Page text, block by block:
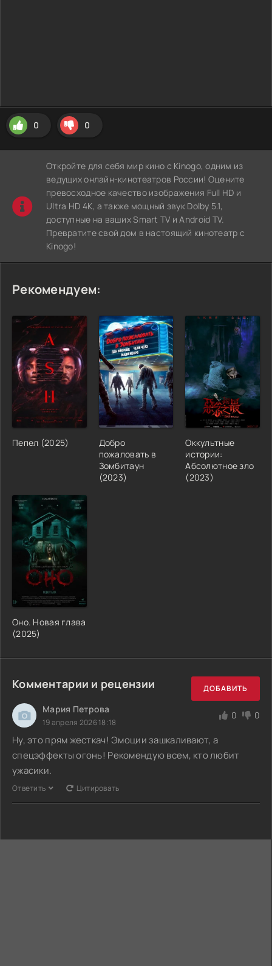
0 0
Откройте для себя мир кино с Kinogo, одним из
ведущих онлайн-кинотеатров России! Оцените
превосходное качество изображения Full HD и
Ultra HD 4K, а также мощный звук Dolby 5.1,
доступные на ваших Smart TV и Android TV.
Превратите свой дом в настоящий кинотеатр с
Kinogo!
Рекомендуем:
Пепел (2025)
Добро
пожаловать в
Зомбитаун
(2023)
Оккультные
истории:
Абсолютное зло
(2023)
Оно. Новая глава
(2025)
Комментарии и рецензии ДОБАВИТЬ
Мария Петрова
19 апреля 2026 18:18
0 0
Ну, это прям жесткач! Эмоции зашкаливают, а
спецэффекты огонь! Рекомендую всем, кто любит
ужасики.
Ответить Цитировать